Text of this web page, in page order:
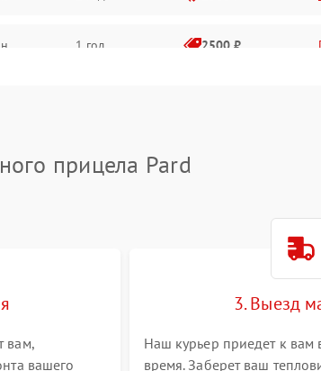
1 год 2500 ₽
прицела Pard
вам,
вашего
3. Выезд
Наш курьер приедет к вам
время. Заберет ваш